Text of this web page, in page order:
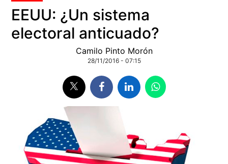
EEUU: ¿Un sistema
electoral anticuado?
Camilo Pinto Morón
28/11/2016 - 07:15